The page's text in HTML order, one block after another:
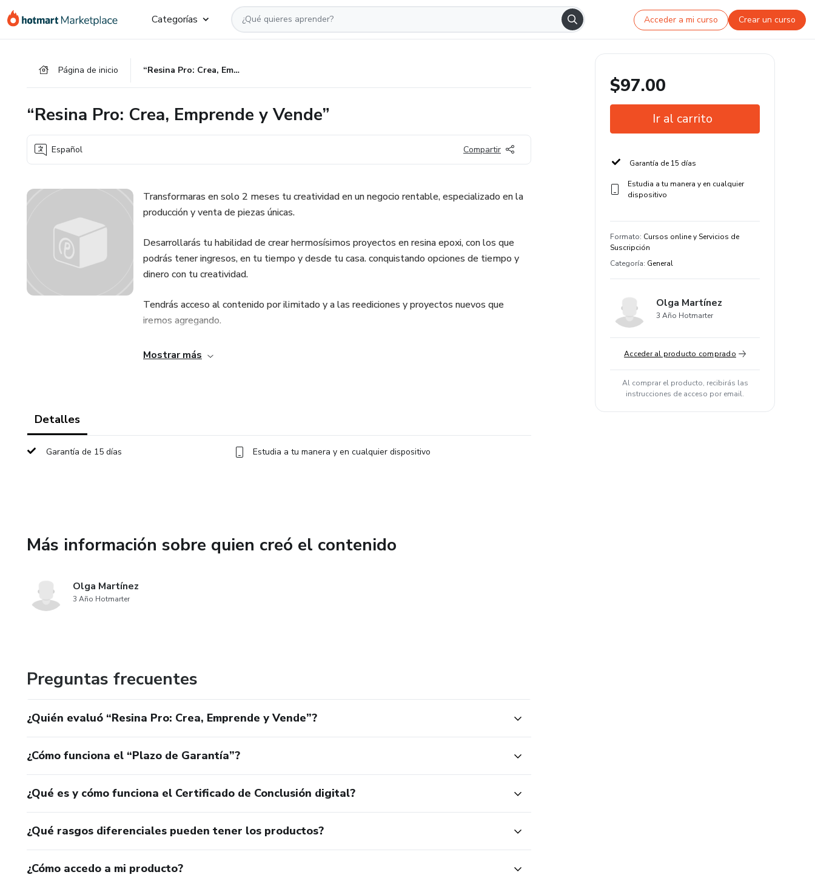
Categorías Acceder a mi curso Crear un curso
Página de inicio “Resina Pro: Crea, Emprende y Vende”
“Resina Pro: Crea, Emprende y Vende”
Español Compartir
Transformaras en solo 2 meses tu creatividad en un negocio rentable, especializado en la
producción y venta de piezas únicas.
Desarrollarás tu habilidad de crear hermosísimos proyectos en resina epoxi, con los que
podrás tener ingresos, en tu tiempo y desde tu casa. conquistando opciones de tiempo y
dinero con tu creatividad.
Tendrás acceso al contenido por ilimitado y a las reediciones y proyectos nuevos que
iremos agregando.
Constará de 5 módulos que se desarrollaran en 30 clases grabadas que se irán subiendo
Mostrar más
Detalles
Garantía de 15 días Estudia a tu manera y en cualquier dispositivo
Más información sobre quien creó el contenido
Olga Martínez
3 Año Hotmarter
Preguntas frecuentes
¿Quién evaluó “Resina Pro: Crea, Emprende y Vende”?
¿Cómo funciona el “Plazo de Garantía”?
¿Qué es y cómo funciona el Certificado de Conclusión digital?
¿Qué rasgos diferenciales pueden tener los productos?
¿Cómo accedo a mi producto?
$97.00
Ir al carrito
Garantía de 15 días
Estudia a tu manera y en cualquier
dispositivo
Formato: Cursos online y Servicios de
Suscripción
Categoría: General
Olga Martínez
3 Año Hotmarter
Acceder al producto comprado
Al comprar el producto, recibirás las
instrucciones de acceso por email.